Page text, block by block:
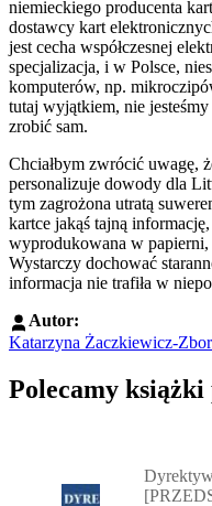
niemieckiego producenta
dostawcy kart
jest cecha współczesnej
specjalizacja, i w Polsce,
komputerów, np.
tutaj wyjątkiem, nie
zrobić sam.
Chciałbym zwrócić uwagę,
personalizuje dowody dla
tym zagrożona utratą
kartce jakąś tajną
wyprodukowana w papierni,
Wystarczy dochować
informacja nie trafiła w
Autor:
Katarzyna Żaczkiewicz-
Polecamy